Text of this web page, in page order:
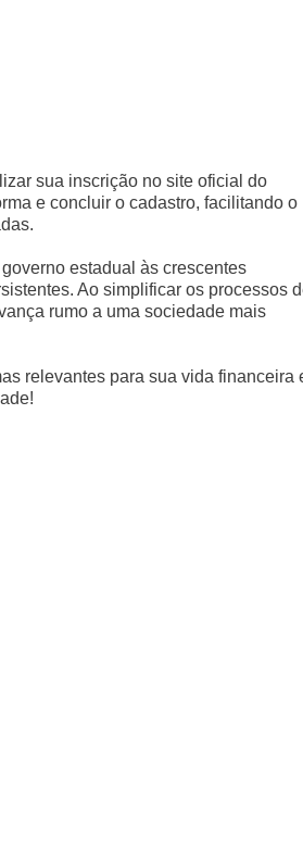
sua inscrição no site oficial do
e concluir o cadastro, facilitando o
estadual às crescentes
Ao simplificar os processos
rumo a uma sociedade mais
relevantes para sua vida financeira